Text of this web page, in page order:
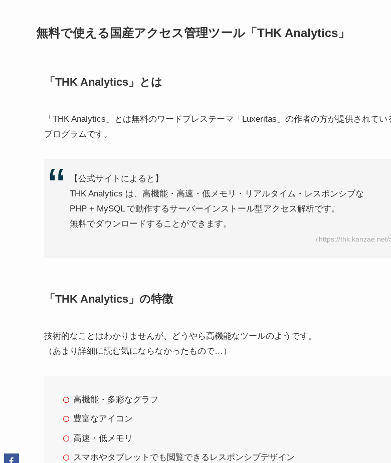
無料で使える国産アクセス管理ツール「THK Analytics」
「THK Analytics」とは
「THK Analytics」とは無料のワードプレステーマ「Luxeritas」の作者の方が提供されて
プログラムです。
【公式サイトによると】
THK Analytics は、高機能・高速・低メモリ・リアルタイム・レスポンシブな
PHP + MySQL で動作するサーバーインストール型アクセス解析です。
無料でダウンロードすることができます。
（https://thk.kanzae.net/
「THK Analytics」の特徴
技術的なことはわかりませんが、どうやら高機能なツールのようです。
（あまり詳細に読む気にならなかったもので…）
高機能・多彩なグラフ
豊富なアイコン
高速・低メモリ
スマホやタブレットでも閲覧できるレスポンシブデザイン